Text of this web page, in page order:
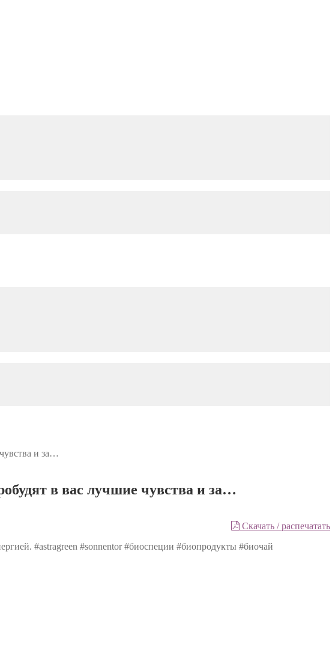
и за…
в вас лучшие чувства и за…
Скачать / распечатать
#astragreen #sonnentor #биоспеции #биопродукты #биочай